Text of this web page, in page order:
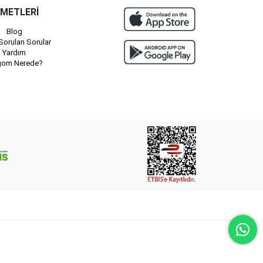
Blog
Sorular
Yardım
Nerede?